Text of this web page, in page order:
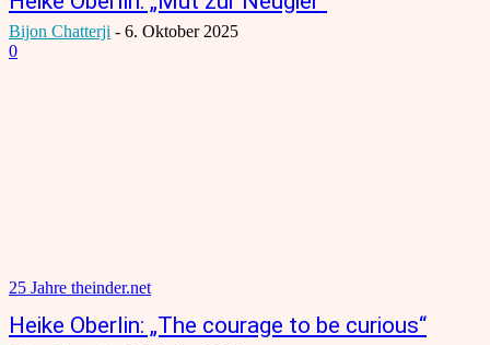
Bijon Chatterji - 6. Oktober 2025
0
25 Jahre theinder.net
Heike Oberlin: „The courage to be curious“